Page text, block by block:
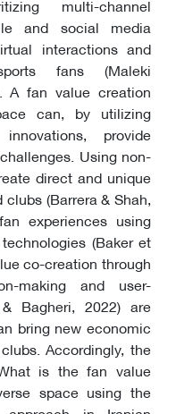
and social media
interactions and
fans (Maleki
A fan value creation
can, by utilizing
provide
Using non-
direct and unique
(Barrera & Shah,
experiences using
(Baker et
co-creation through
making and user-
Bagheri, 2022) are
bring new economic
Accordingly, the
is the fan value
space using the